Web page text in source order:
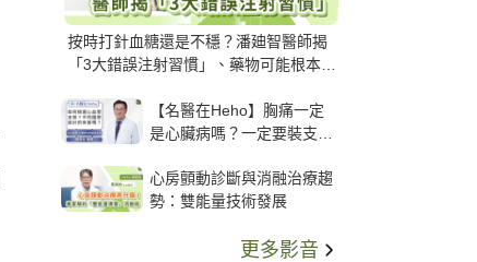
按時打針血糖還是不穩？潘廸智醫師揭
「3大錯誤注射習慣」、藥物可能根本沒
【名醫在Heho】胸痛一定
是心臟病嗎？一定要裝支
解析支架種類、風險與選擇
關鍵
心房顫動診斷與消融治療趨
勢：雙能量技術發展
更多影音